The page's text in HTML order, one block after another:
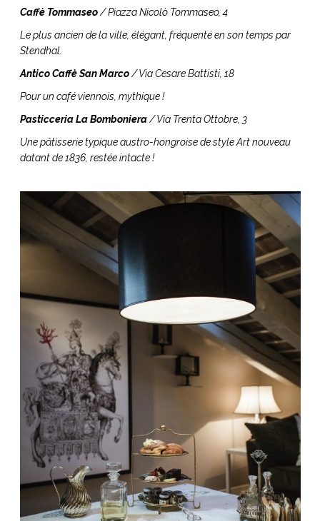
Caffè Tommaseo/ Piazza Nicolò Tommaseo, 4
Le plus ancien de la ville, élégant, fréquenté en son temps par
Stendhal.
Antico Caffè San Marco/ Via Cesare Battisti, 18
Pour un café viennois, mythique !
Pasticceria La Bomboniera/ Via Trenta Ottobre, 3
Une pâtisserie typique austro-hongroise de style Art nouveau
datant de 1836, restée intacte !